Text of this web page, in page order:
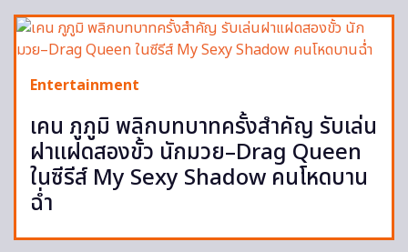
Entertainment
เคน ภูภูมิ พลิกบทบาทครั้งสำคัญ รับเล่น
ฝาแฝดสองขั้ว นักมวย–Drag Queen
ในซีรีส์ My Sexy Shadow คนโหดบาน
ฉ่ำ